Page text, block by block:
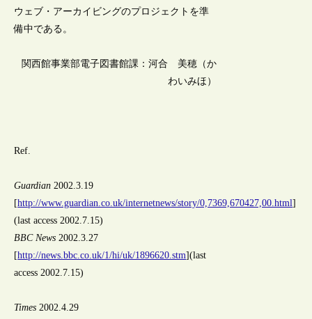
ウェブ・アーカイビングのプロジェクトを準
備中である。
関西館事業部電子図書館課：河合 美穂（か
わいみほ）
Ref.
Guardian 2002.3.19
[http://www.guardian.co.uk/internetnews/story/0,7369,670427,00.html]
(last access 2002.7.15)
BBC News 2002.3.27
[http://news.bbc.co.uk/1/hi/uk/1896620.stm](last
access 2002.7.15)
Times 2002.4.29